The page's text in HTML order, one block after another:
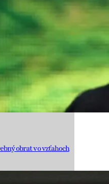
obrat vo vzťahoch